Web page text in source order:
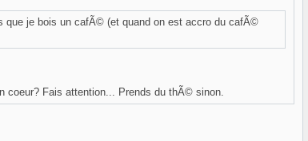
que je bois un cafÃ© (et quand on est accro du cafÃ©
coeur? Fais attention... Prends du thÃ© sinon.